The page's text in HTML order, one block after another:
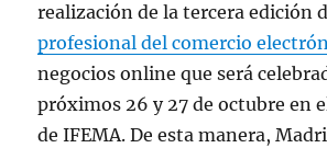
realización de la tercera edición
profesional del comercio
negocios online que será
próximos 26 y 27 de octubre en
de IFEMA. De esta manera,